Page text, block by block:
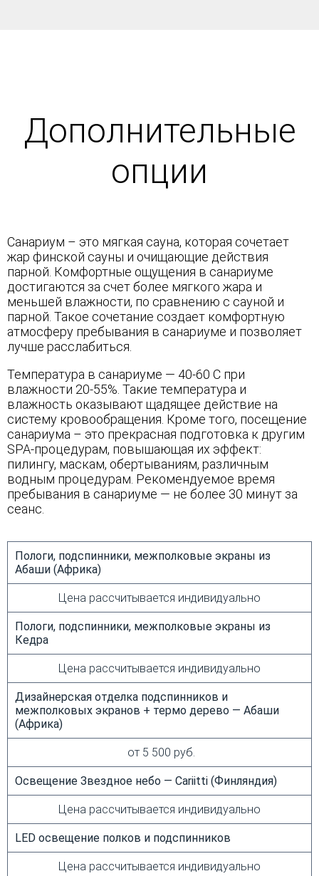
Дополнительные
опции
Санариум – это мягкая сауна, которая сочетает
жар финской сауны и очищающие действия
парной. Комфортные ощущения в санариуме
достигаются за счет более мягкого жара и
меньшей влажности, по сравнению с сауной и
парной. Такое сочетание создает комфортную
атмосферу пребывания в санариуме и позволяет
лучше расслабиться.
Температура в санариуме — 40-60 С при
влажности 20-55%. Такие температура и
влажность оказывают щадящее действие на
систему кровообращения. Кроме того, посещение
санариума – это прекрасная подготовка к другим
SPA-процедурам, повышающая их эффект:
пилингу, маскам, обертываниям, различным
водным процедурам. Рекомендуемое время
пребывания в санариуме — не более 30 минут за
сеанс.
Пологи, подспинники, межполковые экраны из
Абаши (Африка)
Цена рассчитывается индивидуально
Пологи, подспинники, межполковые экраны из
Кедра
Цена рассчитывается индивидуально
Дизайнерская отделка подспинников и
межполковых экранов + термо дерево — Абаши
(Африка)
от 5 500 руб.
Освещение Звездное небо — Cariitti (Финляндия)
Цена рассчитывается индивидуально
LED освещение полков и подспинников
Цена рассчитывается индивидуально